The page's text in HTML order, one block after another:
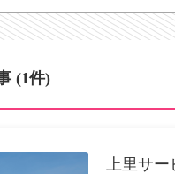
(1件)
上里サー